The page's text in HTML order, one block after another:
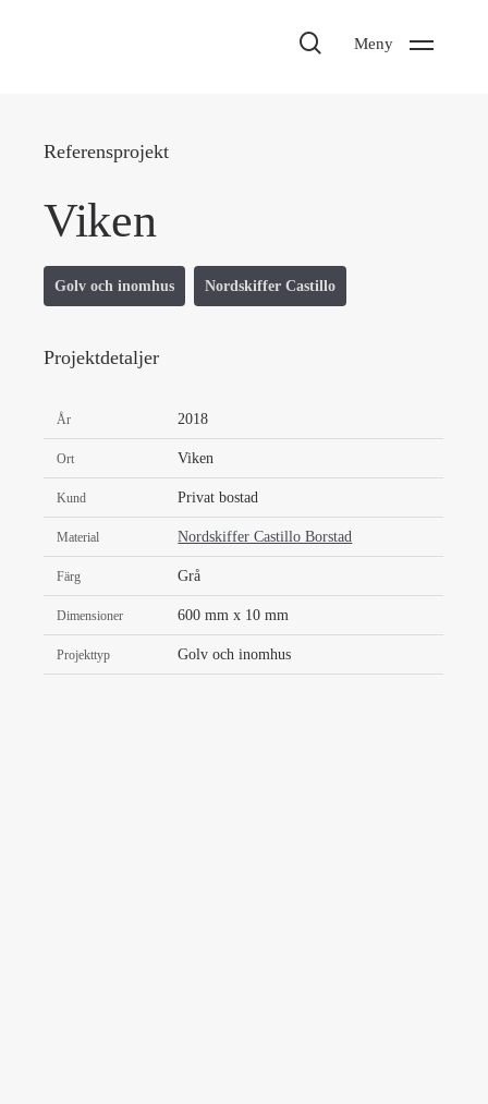
search
Meny
Referensprojekt
Viken
Golv och inomhus Nordskiffer Castillo
Projektdetaljer
År 2018
Ort Viken
Kund Privat bostad
Material Nordskiffer Castillo Borstad
Färg Grå
Dimensioner 600 mm x 10 mm
Projekttyp Golv och inomhus